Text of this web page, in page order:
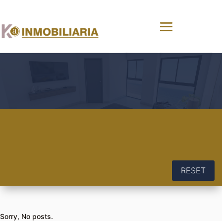
RESET
Sorry, No posts.